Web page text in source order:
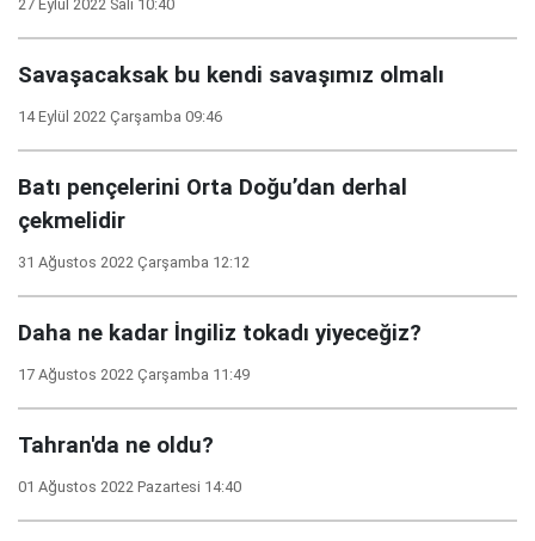
27 Eylül 2022 Salı 10:40
Savaşacaksak bu kendi savaşımız olmalı
14 Eylül 2022 Çarşamba 09:46
Batı pençelerini Orta Doğu’dan derhal
çekmelidir
31 Ağustos 2022 Çarşamba 12:12
Daha ne kadar İngiliz tokadı yiyeceğiz?
17 Ağustos 2022 Çarşamba 11:49
Tahran'da ne oldu?
01 Ağustos 2022 Pazartesi 14:40